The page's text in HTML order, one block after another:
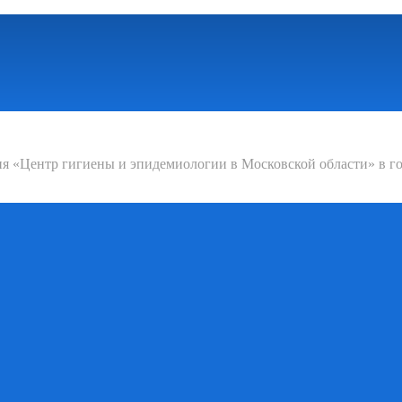
«Центр гигиены и эпидемиологии в Московской области» в